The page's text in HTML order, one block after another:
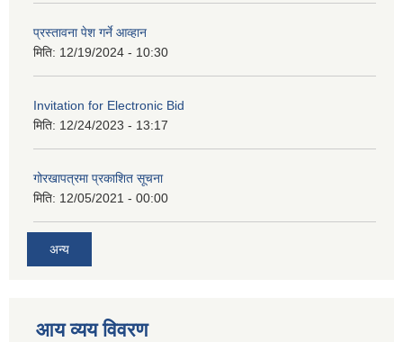
प्रस्तावना पेश गर्ने आव्हान
मिति: 12/19/2024 - 10:30
Invitation for Electronic Bid
मिति: 12/24/2023 - 13:17
गोरखापत्रमा प्रकाशित सूचना
मिति: 12/05/2021 - 00:00
अन्य
आय व्यय विवरण